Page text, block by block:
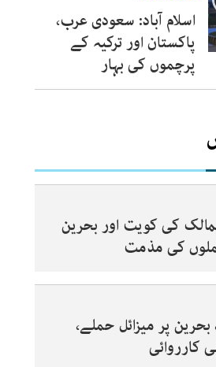
اسلام آباد: سعودی عرب،
پاکستان اور ترکیہ کے
پرچموں کی بہار
کی کویت اور بحرین
کی مذمت
پر میزائل حملے،
کارروائی